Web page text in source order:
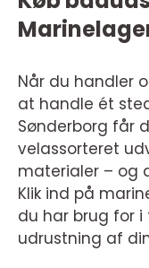
Når du handler
at handle ét
Sønderborg får
velassorteret
materialer – og
Klik ind på
du har brug for
udrustning af